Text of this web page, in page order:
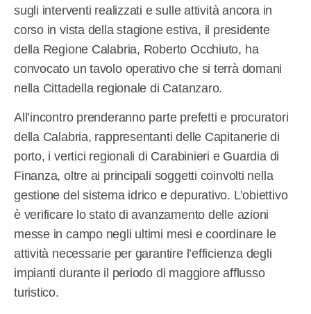
sugli interventi realizzati e sulle attività ancora in
corso in vista della stagione estiva, il presidente
della Regione Calabria, Roberto Occhiuto, ha
convocato un tavolo operativo che si terrà domani
nella Cittadella regionale di Catanzaro.
All’incontro prenderanno parte prefetti e procuratori
della Calabria, rappresentanti delle Capitanerie di
porto, i vertici regionali di Carabinieri e Guardia di
Finanza, oltre ai principali soggetti coinvolti nella
gestione del sistema idrico e depurativo. L’obiettivo
è verificare lo stato di avanzamento delle azioni
messe in campo negli ultimi mesi e coordinare le
attività necessarie per garantire l’efficienza degli
impianti durante il periodo di maggiore afflusso
turistico.